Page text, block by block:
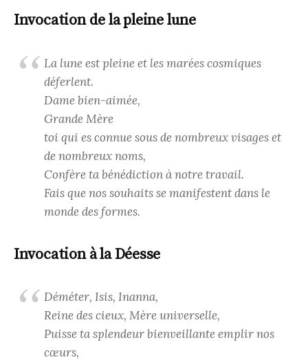
Invocation de la pleine lune
La lune est pleine et les marées cosmiques
déferlent.
Dame bien-aimée,
Grande Mère
toi qui es connue sous de nombreux visages et
de nombreux noms,
Confère ta bénédiction à notre travail.
Fais que nos souhaits se manifestent dans le
monde des formes.
Invocation à la Déesse
Déméter, Isis, Inanna,
Reine des cieux, Mère universelle,
Puisse ta splendeur bienveillante emplir nos
cœurs,